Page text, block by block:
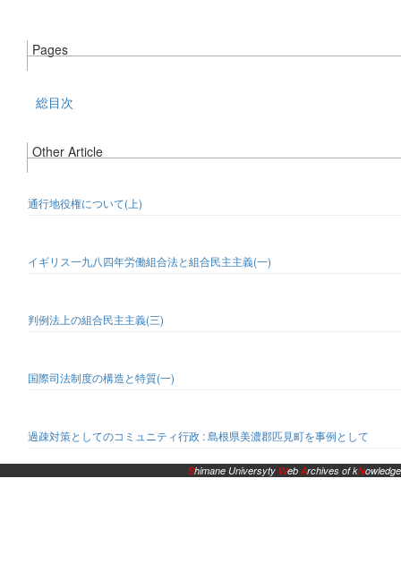
Pages
総目次
Other Article
通行地役権について(上)
イギリス一九八四年労働組合法と組合民主主義(一)
判例法上の組合民主主義(三)
国際司法制度の構造と特質(一)
過疎対策としてのコミュニティ行政 : 島根県美濃郡匹見町を事例として
Shimane Universyty WebArchives of kNowledge